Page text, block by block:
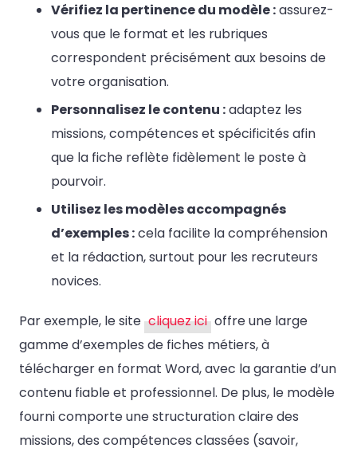
Vérifiez la pertinence du modèle :assurez-
vous que le format et les rubriques
correspondent précisément aux besoins de
votre organisation.
Personnalisez le contenu :adaptez les
missions, compétences et spécificités afin
que la fiche reflète fidèlement le poste à
pourvoir.
Utilisez les modèles accompagnés
d’exemples :cela facilite la compréhension
et la rédaction, surtout pour les recruteurs
novices.
Par exemple, le site cliquez ici offre une large
gamme d’exemples de fiches métiers, à
télécharger en format Word, avec la garantie d’un
contenu fiable et professionnel. De plus, le modèle
fourni comporte une structuration claire des
missions, des compétences classées (savoir,